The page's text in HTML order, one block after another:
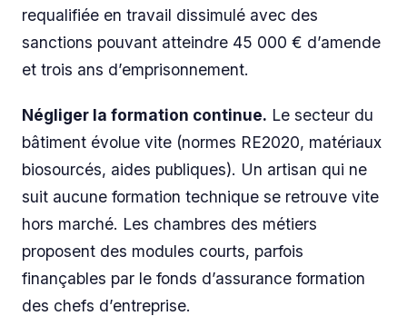
requalifiée en travail dissimulé avec des
sanctions pouvant atteindre 45 000 € d’amende
et trois ans d’emprisonnement.
Négliger la formation continue. Le secteur du
bâtiment évolue vite (normes RE2020, matériaux
biosourcés, aides publiques). Un artisan qui ne
suit aucune formation technique se retrouve vite
hors marché. Les chambres des métiers
proposent des modules courts, parfois
finançables par le fonds d’assurance formation
des chefs d’entreprise.